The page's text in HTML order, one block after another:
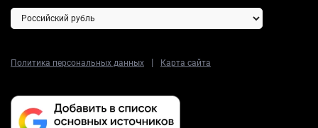
Политика персональных данных | Карта сайта